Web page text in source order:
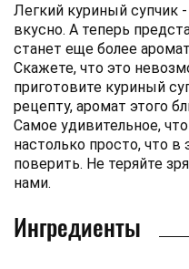
Легкий куриный супчик
вкусно. А теперь
станет еще более
Скажете, что это
приготовите куриный
рецепту, аромат этого
Самое удивительное,
настолько просто, что
поверить. Не теряйте
нами.
Ингредиенты